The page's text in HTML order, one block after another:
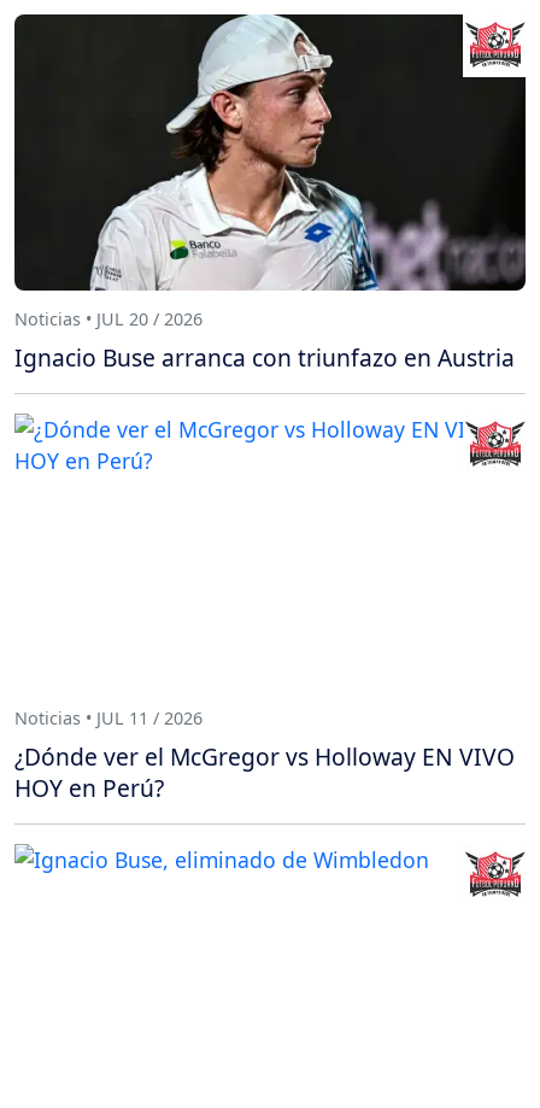
Noticias • JUL 20 / 2026
Ignacio Buse arranca con triunfazo en Austria
Noticias • JUL 11 / 2026
¿Dónde ver el McGregor vs Holloway EN VIVO
HOY en Perú?